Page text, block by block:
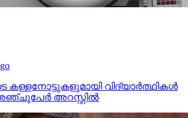
കള്ളനോട്ടുകളുമായി വിദ്യാര്‍ത്ഥികള്‍
അറസ്റ്റില്‍